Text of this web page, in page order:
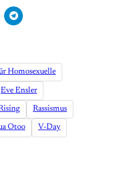
Homosexuelle
Eve Ensler
Rassismus
Otoo V-Day